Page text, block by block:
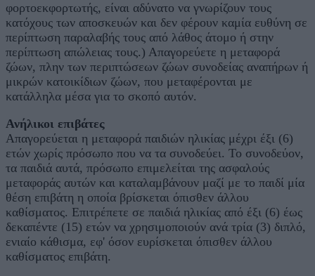
φορτοεκφορτωτής, είναι αδύνατο να γνωρίζουν τους
κατόχους των αποσκευών και δεν φέρουν καμία ευθύνη σε
περίπτωση παραλαβής τους από λάθος άτομο ή στην
περίπτωση απώλειας τους.) Απαγορεύετε η μεταφορά
ζώων, πλην των περιπτώσεων ζώων συνοδείας αναπήρων ή
μικρών κατοικίδιων ζώων, που μεταφέρονται με
κατάλληλα μέσα για το σκοπό αυτόν.
Ανήλικοι επιβάτες
Απαγορεύεται η μεταφορά παιδιών ηλικίας μέχρι έξι (6)
ετών χωρίς πρόσωπο που να τα συνοδεύει. Το συνοδεύον,
τα παιδιά αυτά, πρόσωπο επιμελείται της ασφαλούς
μεταφοράς αυτών και καταλαμβάνουν μαζί με το παιδί μία
θέση επιβάτη η οποία βρίσκεται όπισθεν άλλου
καθίσματος. Επιτρέπετε σε παιδιά ηλικίας από έξι (6) έως
δεκαπέντε (15) ετών να χρησιμοποιούν ανά τρία (3) διπλό,
ενιαίο κάθισμα, εφ' όσον ευρίσκεται όπισθεν άλλου
καθίσματος επιβάτη.